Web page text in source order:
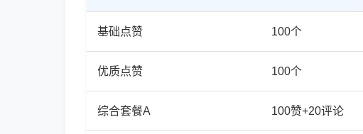
基础点赞 100个
优质点赞 100个
综合套餐A 100赞+20评论